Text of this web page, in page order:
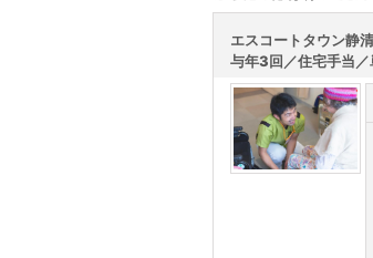
あなたの応募待ってま
エスコートタウン静
与年3回／住宅手当